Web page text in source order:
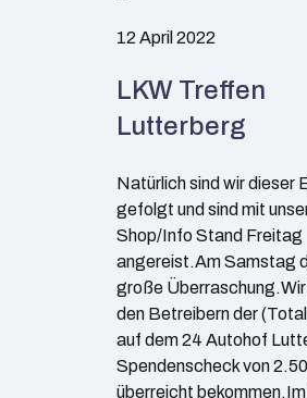
12 April 2022
LKW Treffen
Lutterberg
Natürlich sind wir dieser
gefolgt und sind mit
Shop/Info Stand Freitag
angereist.Am Samstag
große Überraschung.Wir
den Betreibern der
auf dem 24 Autohof
Spendenscheck von
überreicht